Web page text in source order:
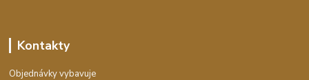
Kontakty
Objednávky vybavuje